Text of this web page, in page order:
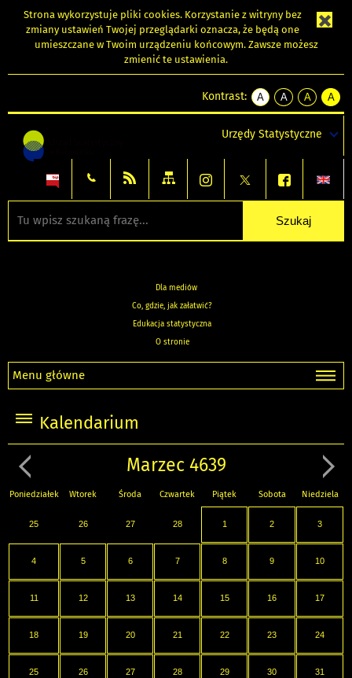
Strona wykorzystuje pliki cookies. Korzystanie z witryny bez
zmiany ustawień Twojej przeglądarki oznacza, że będą one
umieszczane w Twoim urządzeniu końcowym. Zawsze możesz
zmienić te ustawienia.
Kontrast:
A
kontrast
A
kontrast
tekst
czarnym
A
kontrast
tekst
czarnym
A
tekst
żółtym
Urzędy Statystyczne
Dla mediów
Co, gdzie, jak załatwić?
Edukacja statystyczna
O stronie
Menu główne
Kalendarium
Marzec 4639
Poniedziałek Wtorek Środa Czwartek Piątek Sobota Niedziela
25 26 27 28 1 2 3
4 5 6 7 8 9 10
11 12 13 14 15 16 17
18 19 20 21 22 23 24
25 26 27 28 29 30 31